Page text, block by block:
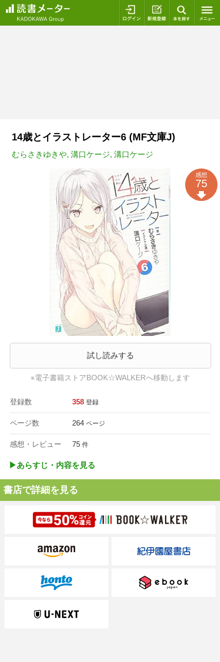
ログイン 新規登録
14歳とイラストレーター6 (MF文庫J)
むらさきゆきや, 溝口ケージ, 溝口ケージ
試し読みする
※電子書籍ストアBOOK☆WALKERへ移動します
登録数 358 登録
ページ数 264 ページ
感想・レビュー 75 件
感想
75
▶︎あらすじ・内容を見る
書店で詳細を見る